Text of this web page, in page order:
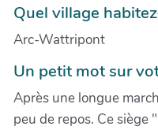
Quel village
Arc-Wattripont
Un petit mot sur
Après une longue
peu de repos. Ce siège